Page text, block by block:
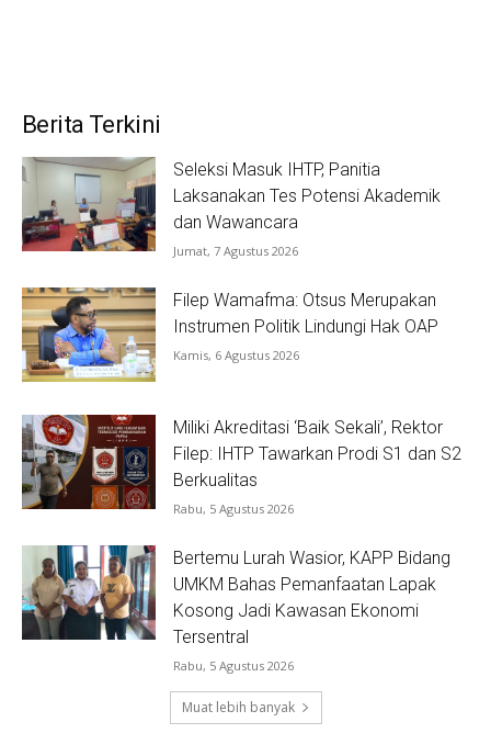
Berita Terkini
Seleksi Masuk IHTP, Panitia
Laksanakan Tes Potensi Akademik
dan Wawancara
Jumat, 7 Agustus 2026
Filep Wamafma: Otsus Merupakan
Instrumen Politik Lindungi Hak OAP
Kamis, 6 Agustus 2026
Miliki Akreditasi ‘Baik Sekali’, Rektor
Filep: IHTP Tawarkan Prodi S1 dan S2
Berkualitas
Rabu, 5 Agustus 2026
Bertemu Lurah Wasior, KAPP Bidang
UMKM Bahas Pemanfaatan Lapak
Kosong Jadi Kawasan Ekonomi
Tersentral
Rabu, 5 Agustus 2026
Muat lebih banyak